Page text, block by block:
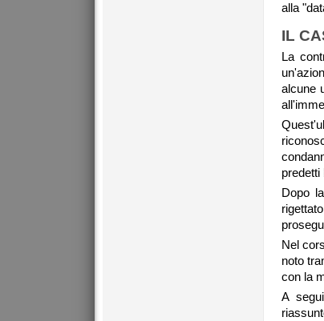
alla
IL
La
alcune
predetti
Dopo
Nel
noto
con la
A